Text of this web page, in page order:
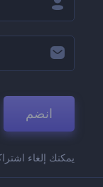
انضم
يمكنك إلغاء